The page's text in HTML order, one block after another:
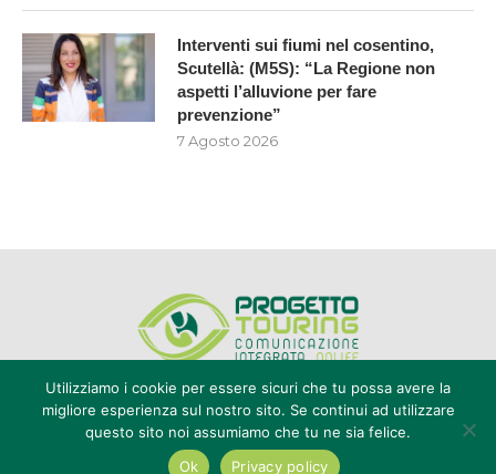
Interventi sui fiumi nel cosentino,
Scutellà: (M5S): “La Regione non
aspetti l’alluvione per fare
prevenzione”
7 Agosto 2026
Editore Progetto Touring srl - iscrizione al ROC n°20616 - P.IVA e CF
02636800803 - Reg. Tribunale Reggio Calabria n° 04/1976 -
Utilizziamo i cookie per essere sicuri che tu possa avere la
migliore esperienza sul nostro sito. Se continui ad utilizzare
questo sito noi assumiamo che tu ne sia felice.
Ok
Privacy policy